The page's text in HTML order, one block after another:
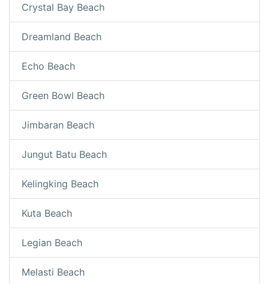
Crystal Bay Beach
Dreamland Beach
Echo Beach
Green Bowl Beach
Jimbaran Beach
Jungut Batu Beach
Kelingking Beach
Kuta Beach
Legian Beach
Melasti Beach